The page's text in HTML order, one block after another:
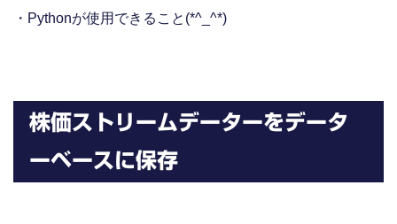
・Pythonが使用できること(*^_^*)
株価ストリームデーターをデータ
ーベースに保存